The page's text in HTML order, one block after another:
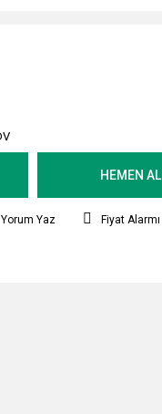
HEMEN AL
Yorum Yaz Fiyat Alarmı